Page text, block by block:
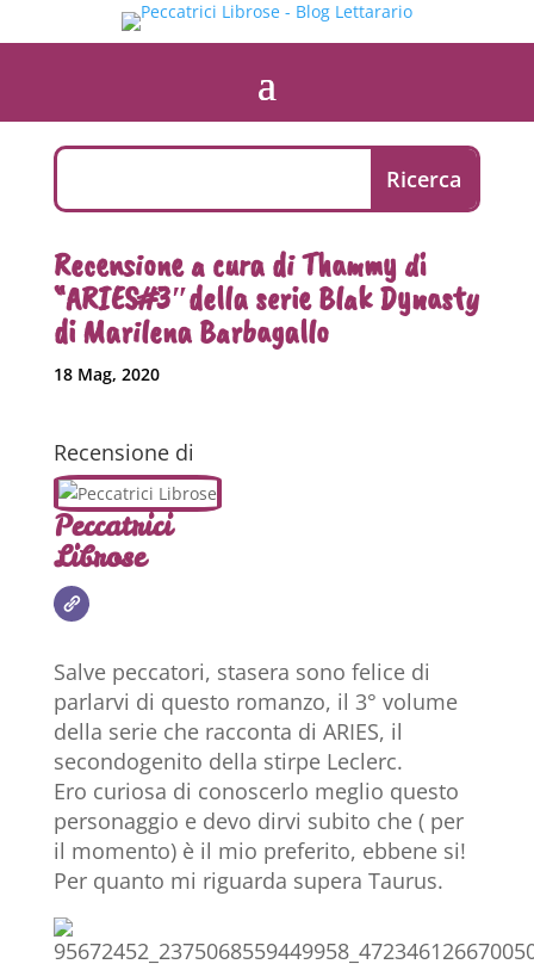
Recensione a cura di Thammy di
“ARIES#3″della serie Blak Dynasty
di Marilena Barbagallo
18 Mag, 2020
Recensione di
Peccatrici
Librose
Salve peccatori, stasera sono felice di
parlarvi di questo romanzo, il 3° volume
della serie che racconta di ARIES, il
secondogenito della stirpe Leclerc.
Ero curiosa di conoscerlo meglio questo
personaggio e devo dirvi subito che ( per
il momento) è il mio preferito, ebbene si!
Per quanto mi riguarda supera Taurus.